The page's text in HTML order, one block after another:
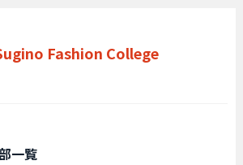
Fashion College
一覧